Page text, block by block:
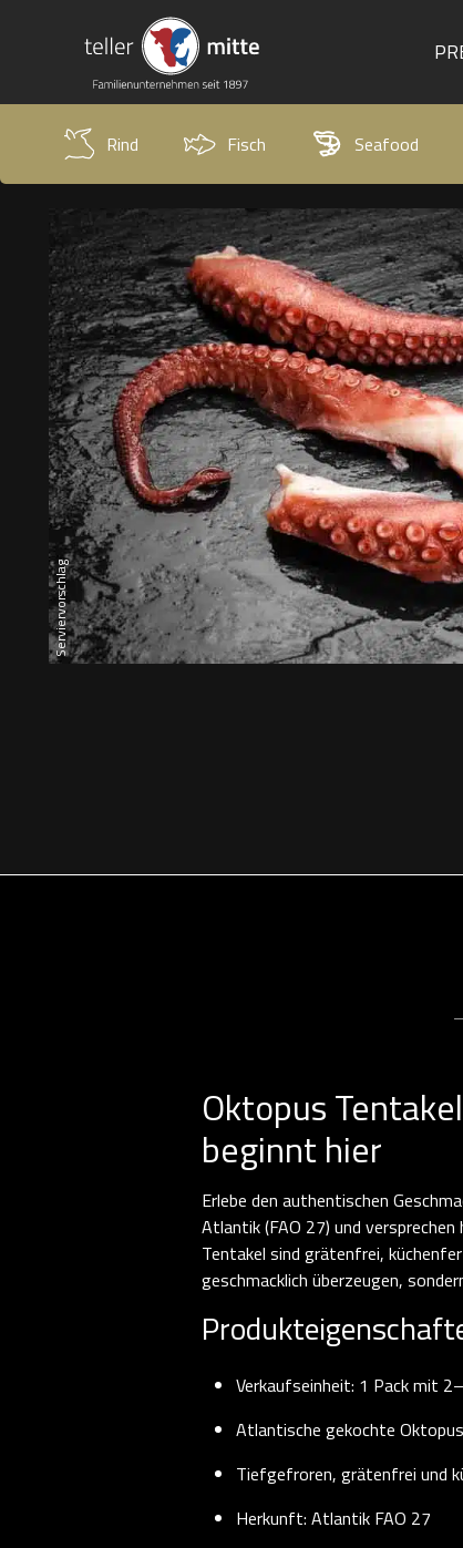
Rind Fisch Seafood
Serviervorschlag
Oktopus
beginnt hier
Erlebe den authentischen
Atlantik (FAO 27) und
Tentakel sind grätenfrei,
geschmacklich überzeugen,
Verkaufseinheit: 1 Pack mit
Atlantische gekochte
Tiefgefroren, grätenfrei und
Herkunft: Atlantik FAO 27